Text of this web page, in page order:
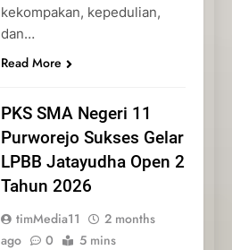
kekompakan, kepedulian,
dan…
Read More
PKS SMA Negeri 11
Purworejo Sukses Gelar
LPBB Jatayudha Open 2
Tahun 2026
timMedia11
2 months
ago
0 5 mins